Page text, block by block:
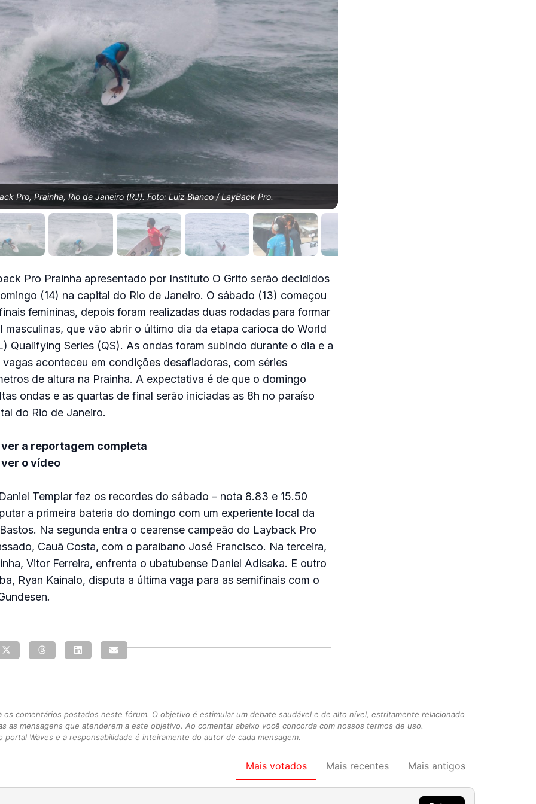
Pro, Prainha, Rio de Janeiro (RJ). Foto: Luiz Blanco / LayBack Pro.
Pro Prainha apresentado por Instituto O Grito serão decididos
(14) na capital do Rio de Janeiro. O sábado (13) começou
femininas, depois foram realizadas duas rodadas para formar
masculinas, que vão abrir o último dia da etapa carioca do World
Qualifying Series (QS). As ondas foram subindo durante o dia e a
aconteceu em condições desafiadoras, com séries
de altura na Prainha. A expectativa é de que o domingo
ondas e as quartas de final serão iniciadas as 8h no paraíso
do Rio de Janeiro.
a reportagem completa
o vídeo
Templar fez os recordes do sábado – nota 8.83 e 15.50
a primeira bateria do domingo com um experiente local da
Na segunda entra o cearense campeão do Layback Pro
Cauã Costa, com o paraibano José Francisco. Na terceira,
Vitor Ferreira, enfrenta o ubatubense Daniel Adisaka. E outro
Ryan Kainalo, disputa a última vaga para as semifinais com o
.
comentários postados neste fórum. O objetivo é estimular um debate saudável e de alto nível, estritamente relacionado
as mensagens que atenderem a este objetivo. Ao comentar abaixo você concorda com nossos termos de uso.
Waves e a responsabilidade é inteiramente do autor de cada mensagem.
Mais votados Mais recentes Mais antigos